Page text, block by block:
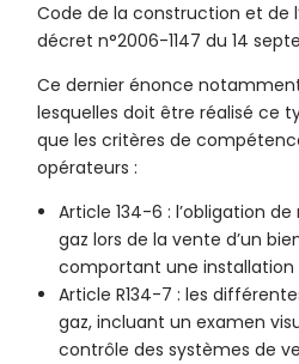
Code de la construction et de
décret n°2006-1147 du 14
Ce dernier énonce
lesquelles doit être réalisé ce
que les critères de
opérateurs :
Article 134-6 : l’obligation
gaz lors de la vente d’un
comportant une installation
Article R134-7 : les
gaz, incluant un examen
contrôle des systèmes de